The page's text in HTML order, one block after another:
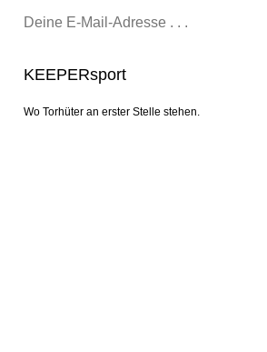
KEEPERsport
Wo Torhüter an erster Stelle stehen.